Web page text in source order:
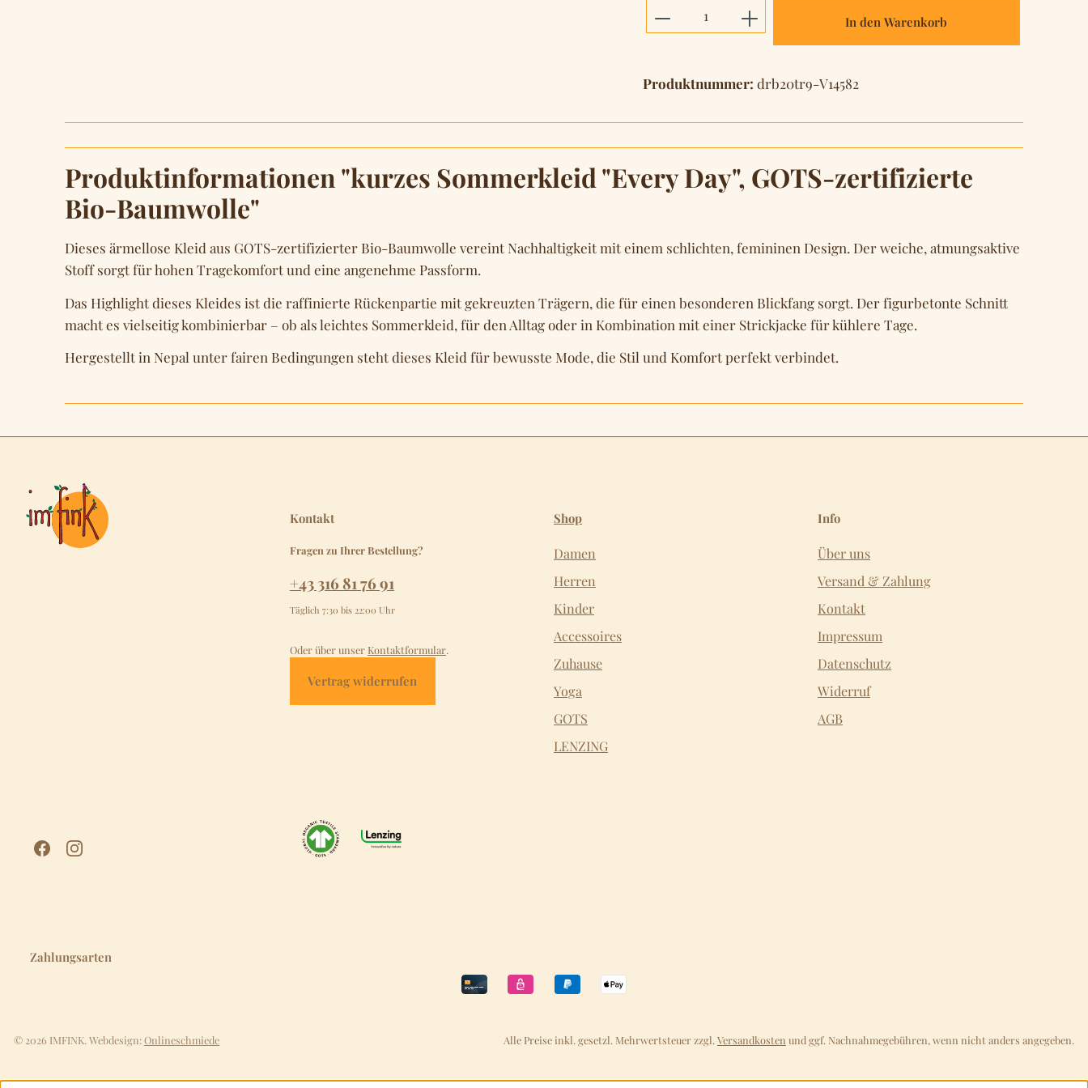
Produkt Anzahl: Gib den gewünschten Wert
In den Warenkorb
Produktnummer: drb20tr9-V14582
Produktinformationen "kurzes Sommerkleid "Every Day", GOTS-zertifizierte
Bio-Baumwolle"
Dieses ärmellose Kleid aus GOTS-zertifizierter Bio-Baumwolle vereint Nachhaltigkeit mit einem schlichten, femininen Design. Der weiche, atmungsaktive
Stoff sorgt für hohen Tragekomfort und eine angenehme Passform.
Das Highlight dieses Kleides ist die raffinierte Rückenpartie mit gekreuzten Trägern, die für einen besonderen Blickfang sorgt. Der figurbetonte Schnitt
macht es vielseitig kombinierbar – ob als leichtes Sommerkleid, für den Alltag oder in Kombination mit einer Strickjacke für kühlere Tage.
Hergestellt in Nepal unter fairen Bedingungen steht dieses Kleid für bewusste Mode, die Stil und Komfort perfekt verbindet.
Kontakt
Fragen zu Ihrer Bestellung?
+43 316 81 76 91
Täglich 7:30 bis 22:00 Uhr
Oder über unser Kontaktformular.
Vertrag widerrufen
Shop
Damen
Herren
Kinder
Accessoires
Zuhause
Yoga
GOTS
LENZING
Info
Über uns
Versand & Zahlung
Kontakt
Impressum
Datenschutz
Widerruf
AGB
Zahlungsarten
Alle Preise inkl. gesetzl. Mehrwertsteuer zzgl. Versandkosten und ggf. Nachnahmegebühren, wenn nicht anders angegeben.
© 2026 IMFINK. Webdesign:Onlineschmiede